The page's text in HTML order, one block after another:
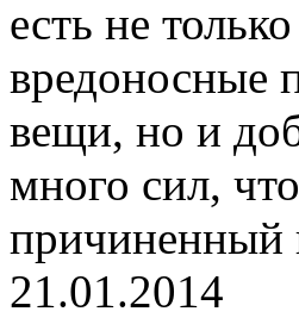
есть не
вредоносные
вещи, но и
много сил,
причиненный
21.01.2014